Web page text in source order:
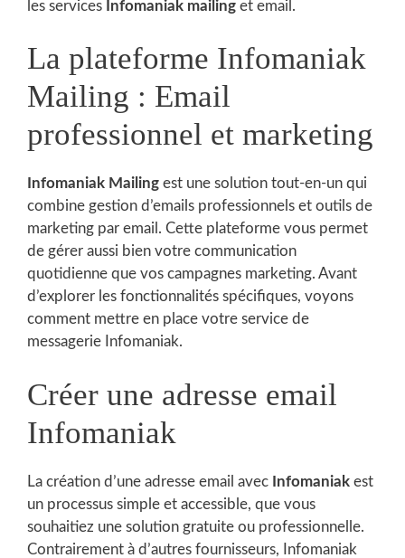
les services Infomaniak mailing et email.
La plateforme Infomaniak
Mailing : Email
professionnel et marketing
Infomaniak Mailing est une solution tout-en-un qui
combine gestion d’emails professionnels et outils de
marketing par email. Cette plateforme vous permet
de gérer aussi bien votre communication
quotidienne que vos campagnes marketing. Avant
d’explorer les fonctionnalités spécifiques, voyons
comment mettre en place votre service de
messagerie Infomaniak.
Créer une adresse email
Infomaniak
La création d’une adresse email avec Infomaniak est
un processus simple et accessible, que vous
souhaitiez une solution gratuite ou professionnelle.
Contrairement à d’autres fournisseurs, Infomaniak